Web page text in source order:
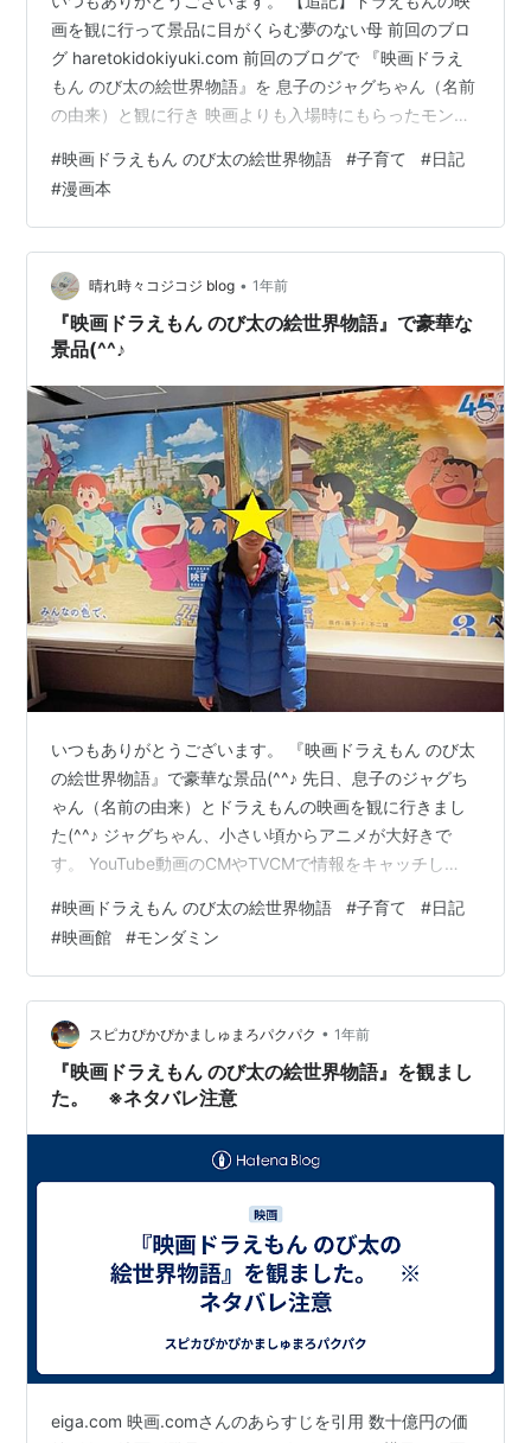
画を観に行って景品に目がくらむ夢のない母 前回のブロ
グ haretokidokiyuki.com 前回のブログで 『映画ドラえ
もん のび太の絵世界物語』を 息子のジャグちゃん（名前
の由来）と観に行き 映画よりも入場時にもらったモンダ
ジャグちゃんが自分のリュックの中から思い出したよう
に、何やらゴソゴソ取り出して見ていました。 え？あ
れ？こんな漫画本どこでもらったの？？ 『映画館！』 え
～？？ほんとに？知らなかった(;・∀・) そうなんです。
強欲な私が『モンダミン』をキャー！もらっていいん
で…
#映画ドラえもん のび太の絵世界物語 #子育て #日記
#漫画本
晴れ時々コジコジ blog • 1年前
『映画ドラえもん のび太の絵世界物語』で豪華な
景品(^^♪
いつもありがとうございます。 『映画ドラえもん のび太
の絵世界物語』で豪華な景品(^^♪ 先日、息子のジャグち
ゃん（名前の由来）とドラえもんの映画を観に行きまし
た(^^♪ ジャグちゃん、小さい頃からアニメが大好きで
す。 YouTube動画のCMやTVCMで情報をキャッチし
感じです('ω')ノ 実は去年のドラえもんは観に行ってない
です。 知らないのかな？と思って教えてあげても、『こ
れは行かない！』(笑) 一応自分なりに観たいとか観たく
ないとかあるようです(笑) doraeiga.com 公開したばかり
だったので満員御礼(^^♪ ちびっこいっぱ…
#映画ドラえもん のび太の絵世界物語 #子育て #日記
#映画館 #モンダミン
スピカぴかぴかましゅまろパクパク • 1年前
『映画ドラえもん のび太の絵世界物語』を観まし
た。 ※ネタバレ注意
eiga.com 映画.comさんのあらすじを引用 数十億円の価